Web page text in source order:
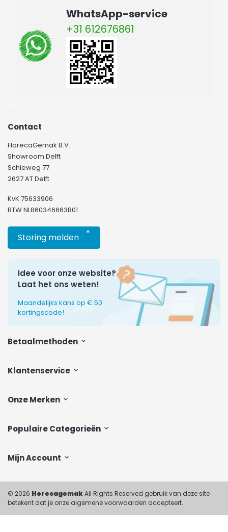
WhatsApp-service
+31 612676861
Klantenservice
Onze Merken
Populaire Categorieën
Mijn Account
Contact
HorecaGemak B.V.
Showroom Delft
Schieweg 77
2627 AT Delft
KvK 75633906
BTW NL860346663B01
Storing melden *
Idee voor onze website?
Laat het ons weten!
Maandelijks kans op € 50
kortingscode!
Betaalmethoden
© 2026 HorecagemakAll Rights Reserved gebruik van deze site
betekent dat je onze algemene voorwaarden accepteert.